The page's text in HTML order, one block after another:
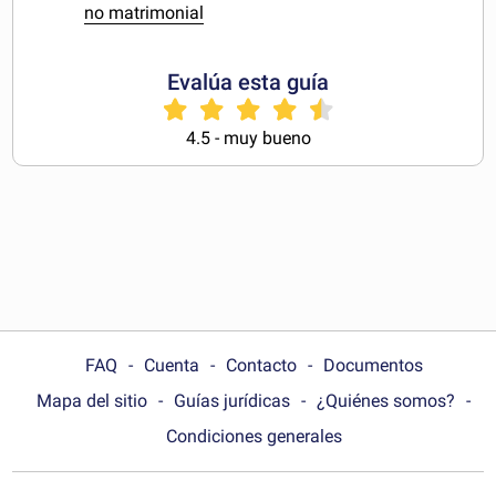
no matrimonial
Evalúa esta guía
4.5 - muy bueno
FAQ Cuenta Contacto
Documentos
Mapa del sitio
Guías jurídicas
¿Quiénes somos?
Condiciones generales